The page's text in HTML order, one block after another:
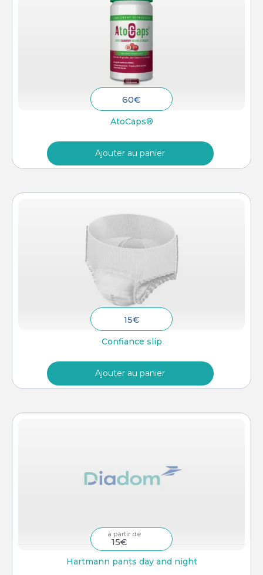
AtoCaps®
60€
Ajouter au panier
Confiance slip
15€
Ajouter au panier
Hartmann pants day and night
15€ –